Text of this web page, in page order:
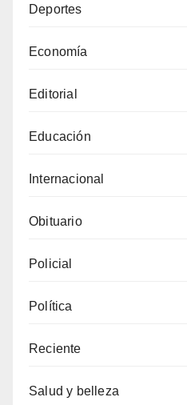
Deportes
Economía
Editorial
Educación
Internacional
Obituario
Policial
Política
Reciente
Salud y belleza